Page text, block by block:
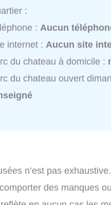
:
:Aucun
internet :Aucun site
du chateau à domicile :
du chateau ouvert
n’est pas
des manques